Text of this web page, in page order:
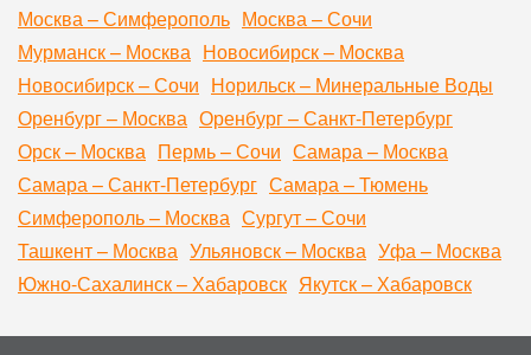
Москва – Симферополь Москва – Сочи
Мурманск – Москва Новосибирск – Москва
Новосибирск – Сочи Норильск – Минеральные Воды
Оренбург – Москва Оренбург – Санкт-Петербург
Орск – Москва Пермь – Сочи Самара – Москва
Самара – Санкт-Петербург Самара – Тюмень
Симферополь – Москва Сургут – Сочи
Ташкент – Москва Ульяновск – Москва Уфа – Москва
Южно-Сахалинск – Хабаровск Якутск – Хабаровск